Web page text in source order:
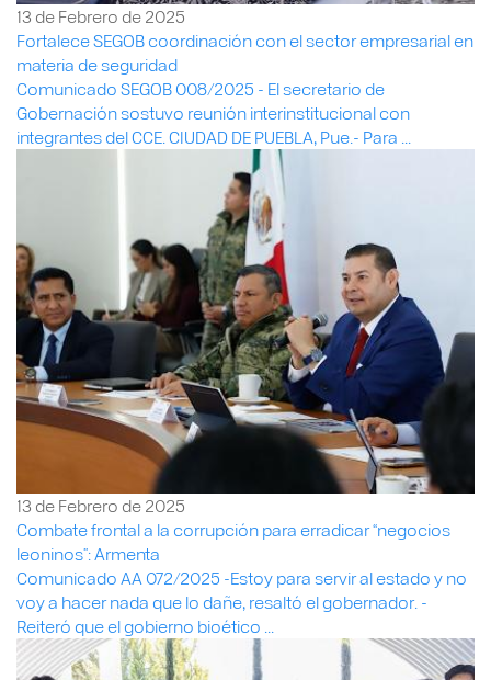
13 de Febrero de 2025
Fortalece SEGOB coordinación con el sector empresarial en
materia de seguridad
Comunicado SEGOB 008/2025 - El secretario de
Gobernación sostuvo reunión interinstitucional con
integrantes del CCE. CIUDAD DE PUEBLA, Pue.- Para ...
13 de Febrero de 2025
Combate frontal a la corrupción para erradicar “negocios
leoninos”: Armenta
Comunicado AA 072/2025 -Estoy para servir al estado y no
voy a hacer nada que lo dañe, resaltó el gobernador. -
Reiteró que el gobierno bioético ...